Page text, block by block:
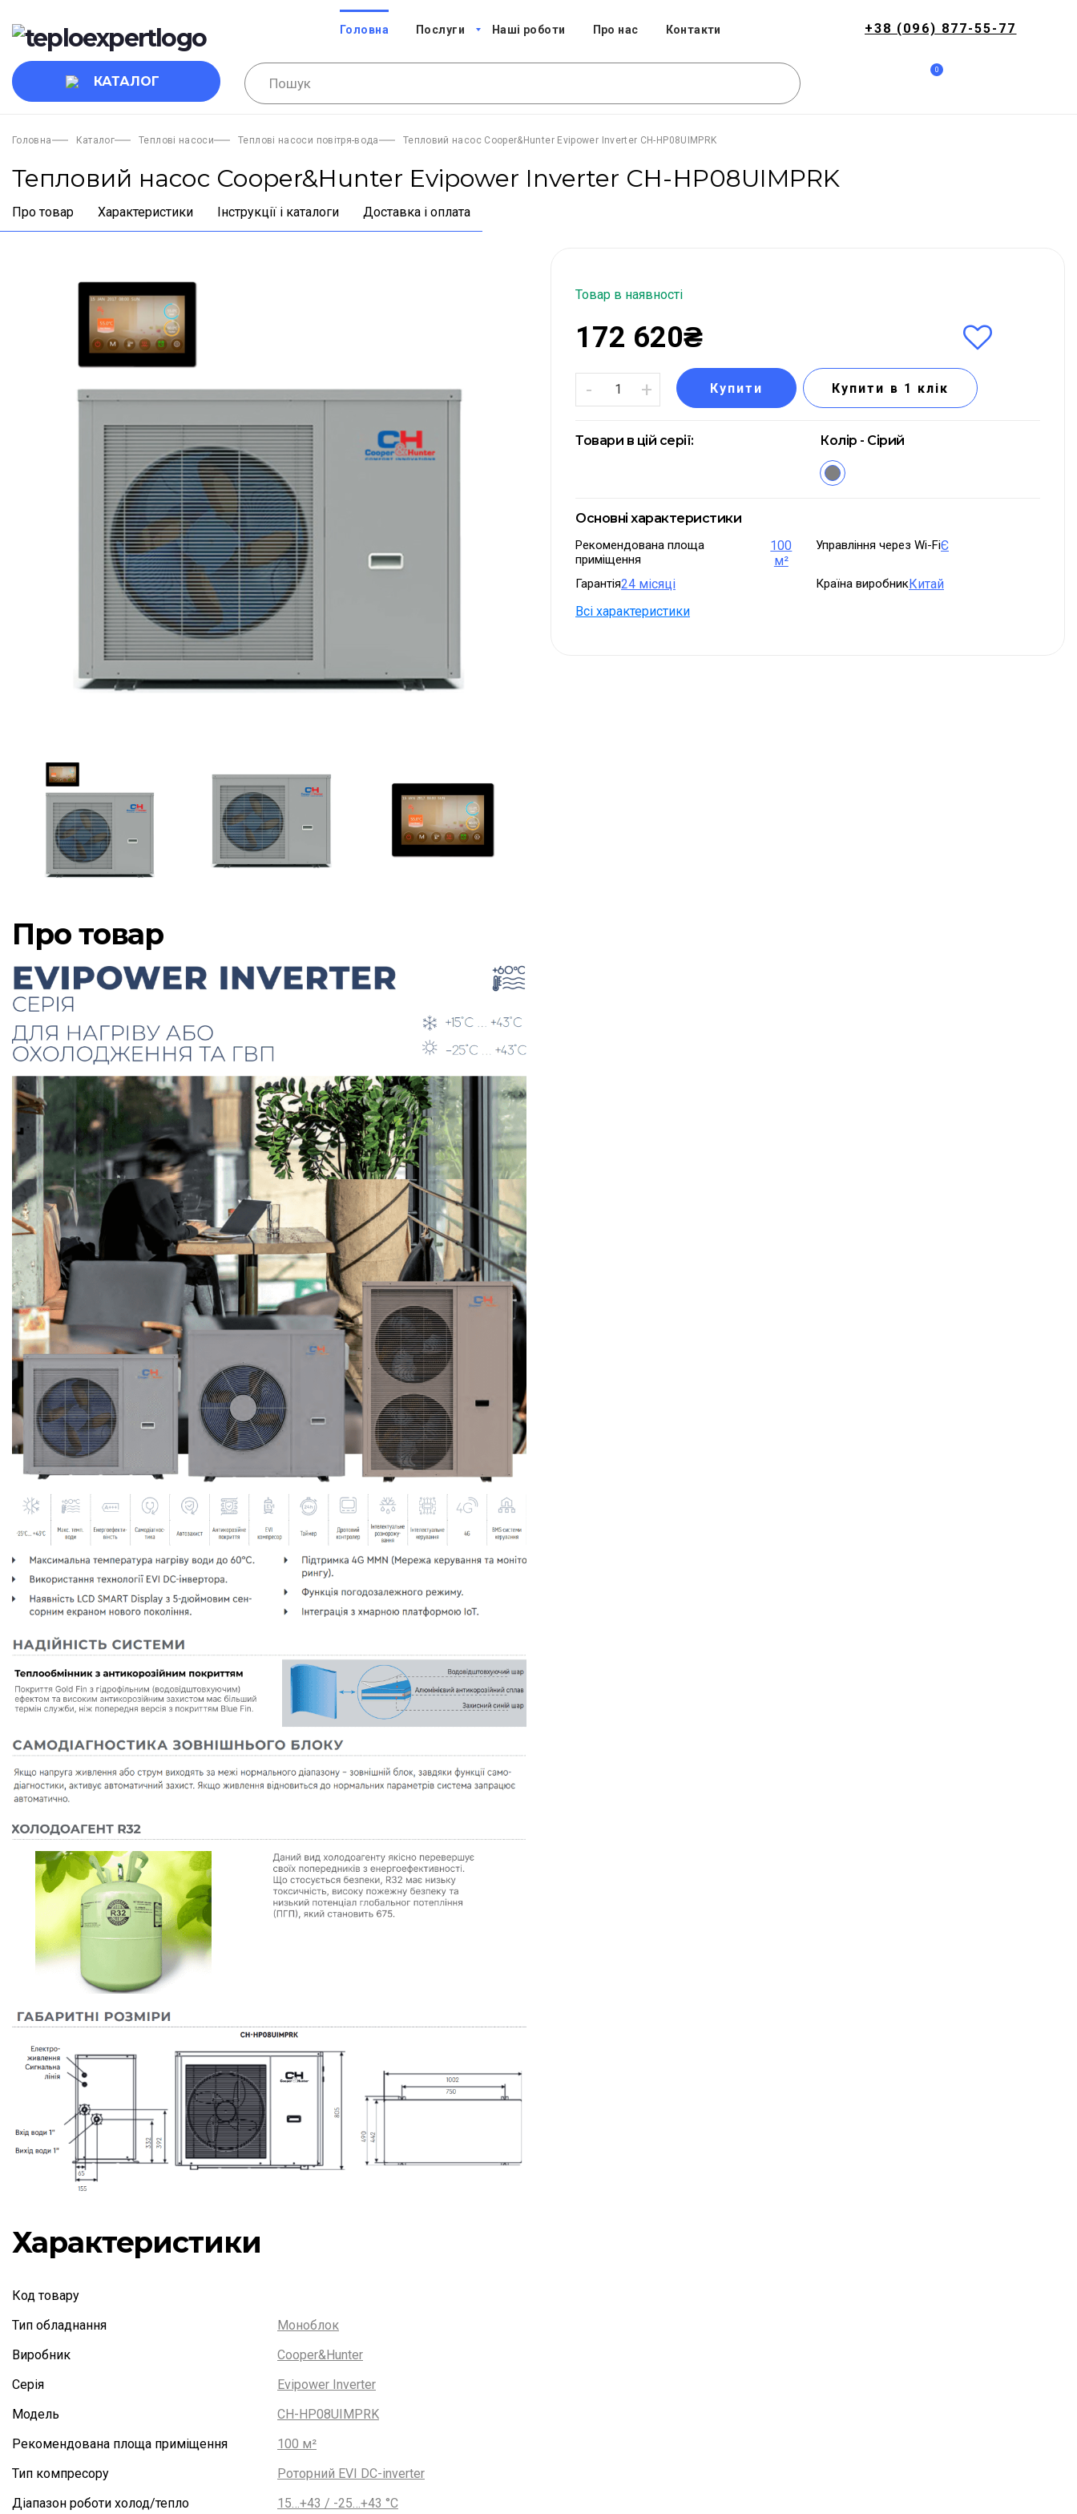
Головна Послуги Наші роботи Про нас Контакти +38 (096) 877-55-77
КАТАЛОГ
0
Головна Каталог Теплові насоси Теплові насоси повітря-вода Тепловий насос Cooper&Hunter Evipower Inverter CH-HP08UIMPRK
Тепловий насос Cooper&Hunter Evipower Inverter CH-HP08UIMPRK
Про товар Характеристики Інструкції і каталоги Доставка і оплата
Про товар
Характеристики
Код товару
Тип обладнання
Моноблок
Виробник
Cooper&Hunter
Серія
Evipower Inverter
Модель
CH-HP08UIMPRK
Рекомендована площа приміщення
100 м²
Тип компресору
Роторний EVI DC-inverter
Діапазон роботи холод/тепло
15…+43 / -25…+43 °С
Товар в наявності
172 620₴
- + Купити Купити в 1 клік
Товари в цій серії: Колір - Сірий
Основні характеристики
Рекомендована площа
приміщення
100
м²
Управління через Wi-FiЄ
Гарантія24 місяці Країна виробникКитай
Всі характеристики